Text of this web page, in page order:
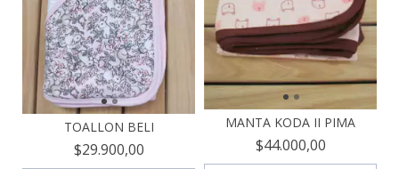
TOALLON BELI
$29.900,00
MANTA KODA II PIMA
$44.000,00